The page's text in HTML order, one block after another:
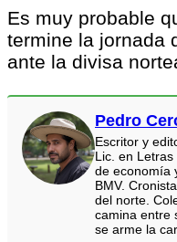
Es muy probable
termine la jornada
ante la divisa
Pedro
Escritor y
Lic. en
de economía
BMV.
del norte.
camina entre
se arme la